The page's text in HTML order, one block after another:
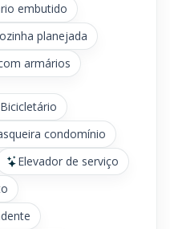
embutido
planejada
armários
Bicicletário
condomínio
Elevador de serviço